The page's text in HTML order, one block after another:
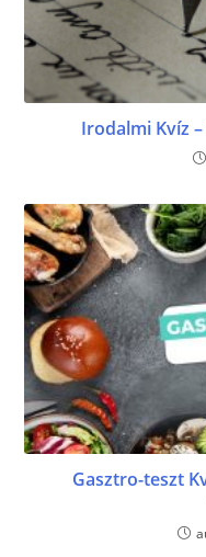
Irodalmi Kvíz
Gasztro-teszt